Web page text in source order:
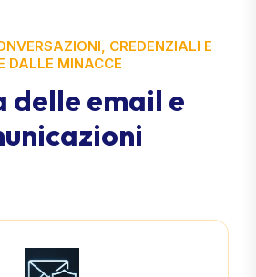
CREDENZIALI E
DALLE MINACCE
delle email e
unicazioni